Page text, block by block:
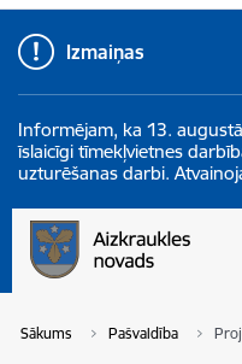
Izmaiņas
Informējam, ka 13.
īslaicīgi tīmekļvietnes
uzturēšanas darbi.
Sākums Pašvaldība